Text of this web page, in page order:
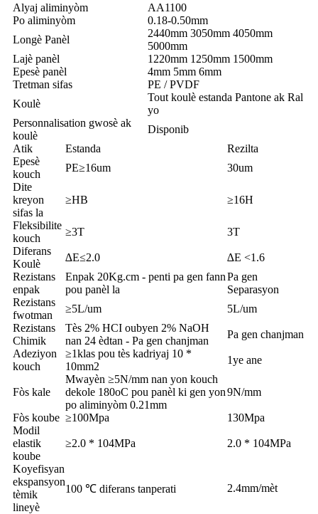
Alyaj aliminyòm
AA1100
Po aliminyòm
0.18-0.50mm
Longè Panèl
2440mm 3050mm 4050mm
5000mm
Lajè panèl
1220mm 1250mm 1500mm
Epesè panèl
4mm 5mm 6mm
Tretman sifas
PE / PVDF
Koulè
Tout koulè estanda Pantone ak Ral
yo
Personnalisation gwosè ak
koulè
Disponib
Atik
Estanda
Rezilta
Epesè
kouch
PE≥16um
30um
Dite
kreyon
sifas la
≥HB ≥16H
Fleksibilite
kouch
≥3T
3T
Diferans
Koulè
∆E≤2.0
∆E <1.6
Rezistans
enpak
Enpak 20Kg.cm - penti pa gen fann
pou panèl la
Pa gen
Separasyon
Rezistans
fwotman
≥5L/um
5L/um
Rezistans
Chimik
Tès 2% HCI oubyen 2% NaOH
nan 24 èdtan - Pa gen chanjman
Pa gen chanjman
Adeziyon
kouch
≥1klas pou tès kadriyaj 10 *
10mm2
1ye ane
Fòs kale
Mwayèn ≥5N/mm nan yon kouch
dekole 180oC pou panèl ki gen yon
po aliminyòm 0.21mm
9N/mm
Fòs koube ≥100Mpa
130Mpa
Modil
elastik
koube
≥2.0 * 104MPa 2.0 * 104MPa
Koyefisyan
ekspansyon
tèmik
lineyè
100 ℃ diferans tanperati 2.4mm/mèt